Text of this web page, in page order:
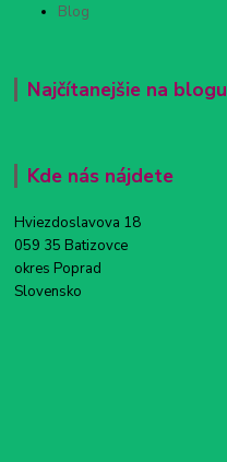
Blog
Najčítanejšie na blogu
Kde nás nájdete
Hviezdoslavova 18
059 35 Batizovce
okres Poprad
Slovensko